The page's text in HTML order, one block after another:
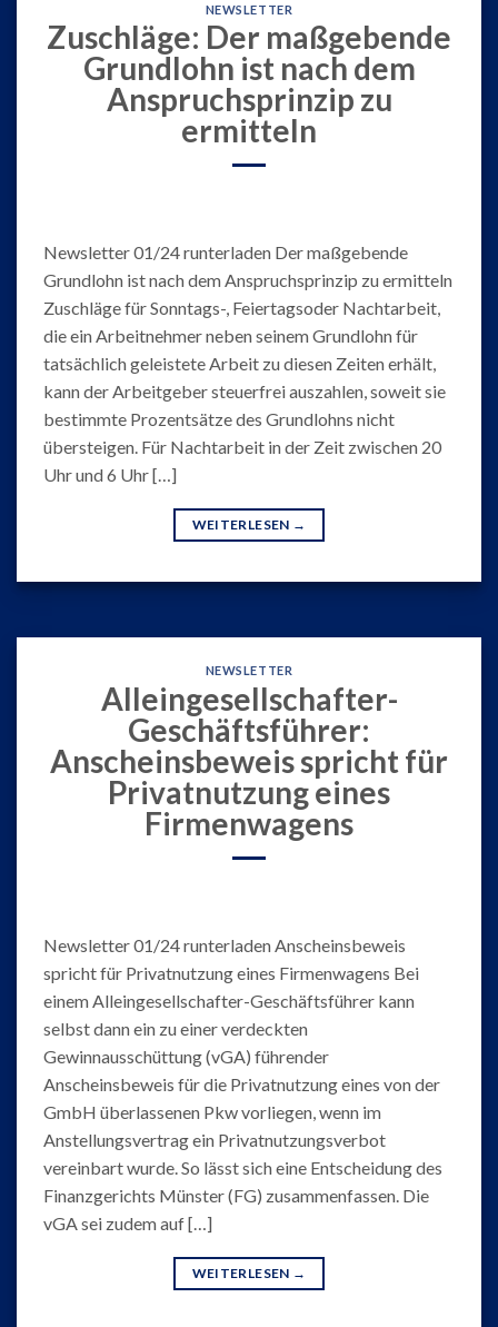
NEWSLETTER
Zuschläge: Der maßgebende
Grundlohn ist nach dem
Anspruchsprinzip zu
ermitteln
Newsletter 01/24 runterladen Der maßgebende
Grundlohn ist nach dem Anspruchsprinzip zu ermitteln
Zuschläge für Sonntags-, Feiertagsoder Nachtarbeit,
die ein Arbeitnehmer neben seinem Grundlohn für
tatsächlich geleistete Arbeit zu diesen Zeiten erhält,
kann der Arbeitgeber steuerfrei auszahlen, soweit sie
bestimmte Prozentsätze des Grundlohns nicht
übersteigen. Für Nachtarbeit in der Zeit zwischen 20
Uhr und 6 Uhr […]
WEITERLESEN →
NEWSLETTER
Alleingesellschafter-
Geschäftsführer:
Anscheinsbeweis spricht für
Privatnutzung eines
Firmenwagens
Newsletter 01/24 runterladen Anscheinsbeweis
spricht für Privatnutzung eines Firmenwagens Bei
einem Alleingesellschafter-Geschäftsführer kann
selbst dann ein zu einer verdeckten
Gewinnausschüttung (vGA) führender
Anscheinsbeweis für die Privatnutzung eines von der
GmbH überlassenen Pkw vorliegen, wenn im
Anstellungsvertrag ein Privatnutzungsverbot
vereinbart wurde. So lässt sich eine Entscheidung des
Finanzgerichts Münster (FG) zusammenfassen. Die
vGA sei zudem auf […]
WEITERLESEN →